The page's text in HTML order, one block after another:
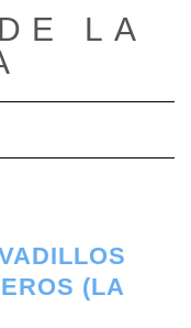
LA
de navegación
(LA